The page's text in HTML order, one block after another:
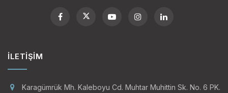
İLETIŞIM
Karagümrük Mh. Kaleboyu Cd. Muhtar Muhittin Sk. No. 6 PK.